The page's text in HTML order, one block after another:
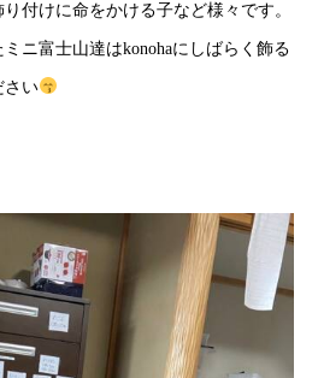
付けに命をかける子など様々です。
ニ富士山達はkonohaにしばらく飾る
さい